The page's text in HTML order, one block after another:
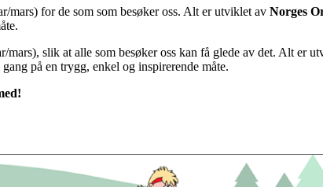
mars) for de som som besøker oss. Alt er utviklet av Norges
mars), slik at alle som besøker oss kan få glede av det. Alt er
på en trygg, enkel og inspirerende måte.